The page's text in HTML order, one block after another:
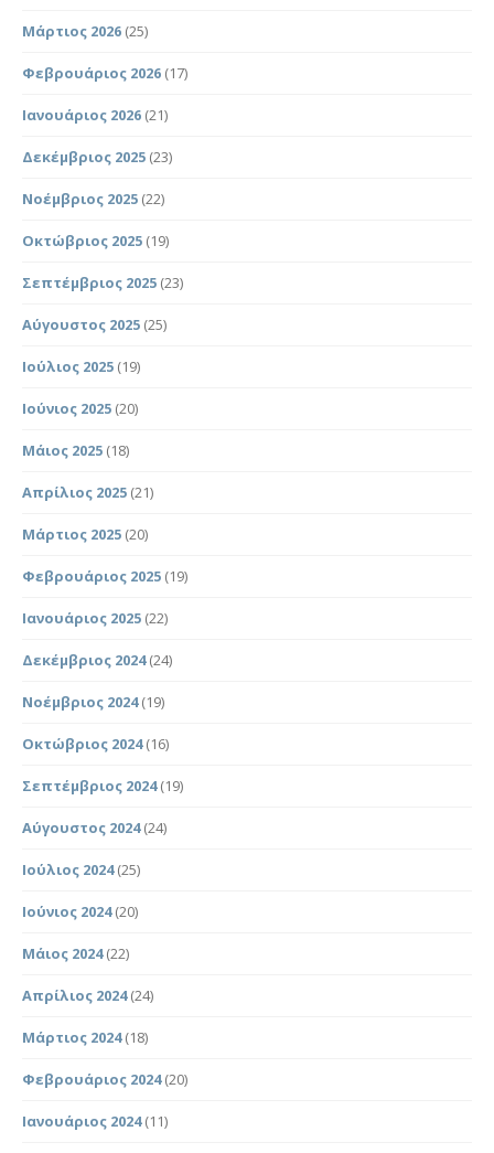
Μάρτιος 2026 (25)
Φεβρουάριος 2026 (17)
Ιανουάριος 2026 (21)
Δεκέμβριος 2025 (23)
Νοέμβριος 2025 (22)
Οκτώβριος 2025 (19)
Σεπτέμβριος 2025 (23)
Αύγουστος 2025 (25)
Ιούλιος 2025 (19)
Ιούνιος 2025 (20)
Μάιος 2025 (18)
Απρίλιος 2025 (21)
Μάρτιος 2025 (20)
Φεβρουάριος 2025 (19)
Ιανουάριος 2025 (22)
Δεκέμβριος 2024(24)
Νοέμβριος 2024(19)
Οκτώβριος 2024(16)
Σεπτέμβριος 2024(19)
Αύγουστος 2024(24)
Ιούλιος 2024(25)
Ιούνιος 2024(20)
Μάιος 2024(22)
Απρίλιος 2024(24)
Μάρτιος 2024(18)
Φεβρουάριος 2024(20)
Ιανουάριος 2024(11)